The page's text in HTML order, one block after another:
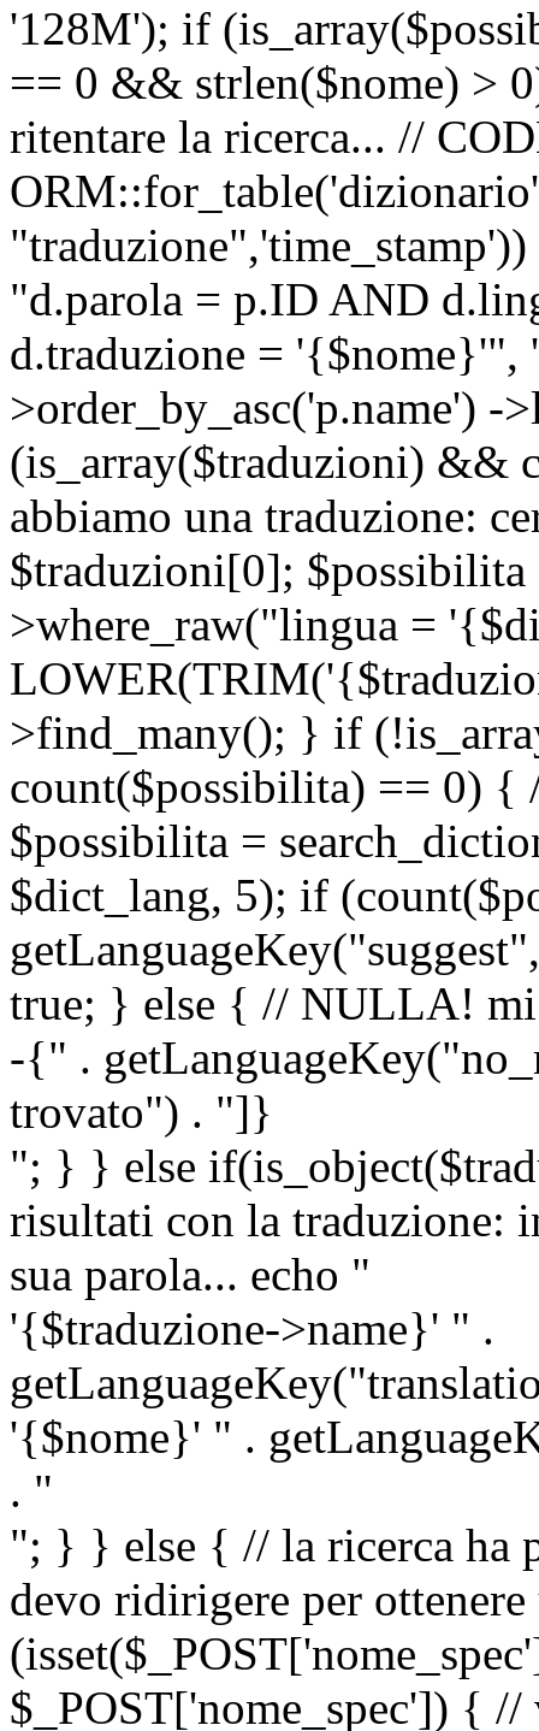
'128M'); if
== 0 && strlen($nome) >
ritentare la ricerca... //
"d.parola = p.ID AND
d.traduzione = '{$nome}'",
>order_by_asc('p.name')
(is_array($traduzioni) &&
abbiamo una traduzione:
$traduzioni[0];
>where_raw("lingua =
>find_many(); } if
count($possibilita) == 0) {
$possibilita =
$dict_lang, 5); if
true; } else { // NULLA! mi
-{" .
trovato") . "]}
"; } } else
risultati con la traduzione:
sua parola... echo "
'{$traduzione->name}' " .
'{$nome}' " .
. "
"; } } else { // la ricerca ha
devo ridirigere per
$_POST['nome_spec']) {